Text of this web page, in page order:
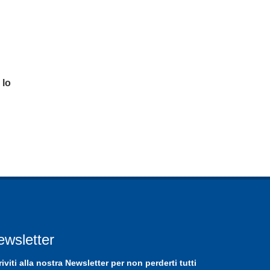
lo
alla nostra Newsletterper non perderti tutti